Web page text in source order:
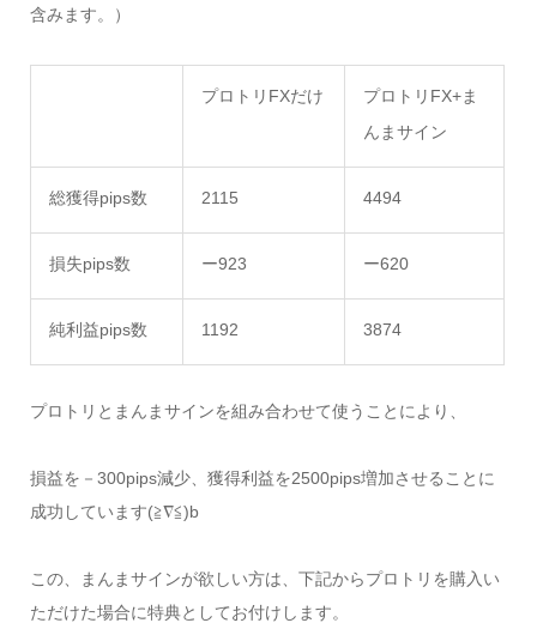
含みます。）
プロトリFXだけ
プロトリFX+ま
んまサイン
総獲得pips数 2115 4494
損失pips数 ー923 ー620
純利益pips数 1192 3874
プロトリとまんまサインを組み合わせて使うことにより、
損益を－300pips減少、獲得利益を2500pips増加させることに
成功しています(≧∇≦)b
この、まんまサインが欲しい方は、下記からプロトリを購入い
ただけた場合に特典としてお付けします。